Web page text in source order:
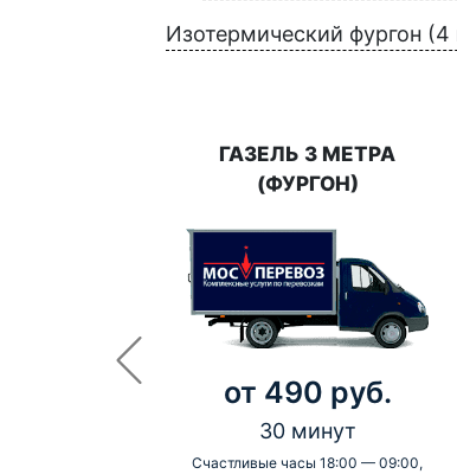
Изотермический фургон (4
ГАЗЕЛЬ 3 МЕТРА
(ФУРГОН)
от 490 руб.
30 минут
Счастливые часы 18:00 — 09:00,